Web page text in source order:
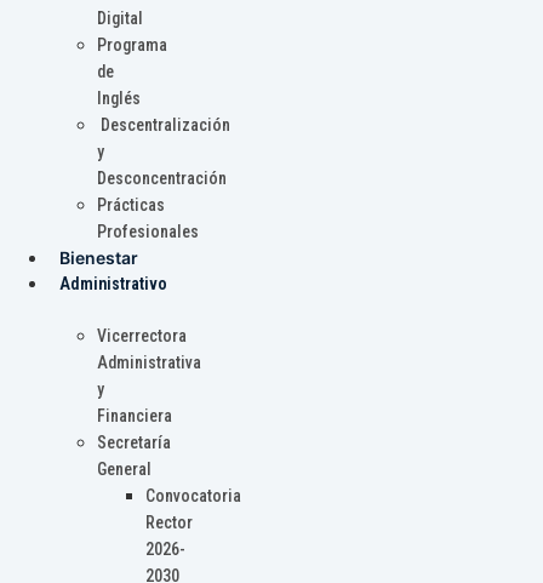
Digital
Programa
de
Inglés
Descentralización
y
Desconcentración
Prácticas
Profesionales
Bienestar
Administrativo
Vicerrectora
Administrativa
y
Financiera
Secretaría
General
Convocatoria
Rector
2026-
2030